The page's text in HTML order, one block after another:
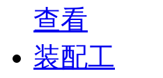
查看
装配工